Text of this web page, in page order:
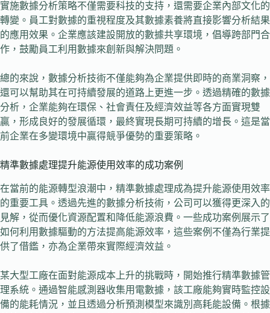
實施數據分析策略不僅需要科技的支持，還需要企業內部文化的
轉變。員工對數據的重視程度及其數據素養將直接影響分析結果
的應用效果。企業應該建設開放的數據共享環境，倡導跨部門合
作，鼓勵員工利用數據來創新與解決問題。
總的來說，數據分析技術不僅能夠為企業提供即時的商業洞察，
還可以幫助其在可持續發展的道路上更進一步。透過精確的數據
分析，企業能夠在環保、社會責任及經濟效益等各方面實現雙
贏，形成良好的發展循環，最終實現長期可持續的增長。這是當
前企業在多變環境中贏得競爭優勢的重要策略。
精準數據處理提升能源使用效率的成功案例
在當前的能源轉型浪潮中，精準數據處理成為提升能源使用效率
的重要工具。透過先進的數據分析技術，公司可以獲得更深入的
見解，從而優化資源配置和降低能源浪費。一些成功案例展示了
如何利用數據驅動的方法提高能源效率，這些案例不僅為行業提
供了借鑑，亦為企業帶來實際經濟效益。
某大型工廠在面對能源成本上升的挑戰時，開始推行精準數據管
理系統。通過智能感測器收集用電數據，該工廠能夠實時監控設
備的能耗情況，並且透過分析預測模型來識別高耗能設備。根據